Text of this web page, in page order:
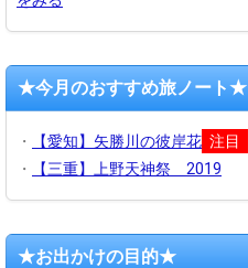
★今月のおすすめ旅ノート★
・ 【愛知】矢勝川の彼岸花 注目
・
【三重】上野天神祭 2019
★お出かけの目的★